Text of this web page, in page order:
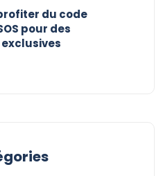
du code
pour des